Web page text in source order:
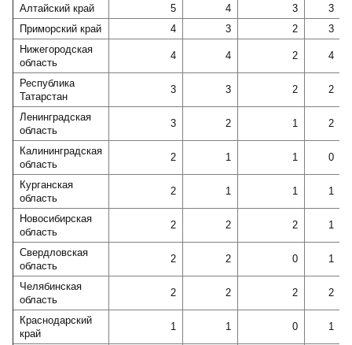
Алтайский край 5 4 3
3
Приморский край
4 3 2
3
Нижегородская
область
4 4 2 4
Республика
Татарстан
3 3 2 2
Ленинградская
область
3 2 1 2
Калининградская
область
2 1 1 0
Курганская
область
2 1 1 1
Новосибирская
область
2 2 2 1
Свердловская
область
2 2 0 1
Челябинская
область
2 2 2 2
Краснодарский
край
1 1 0 1